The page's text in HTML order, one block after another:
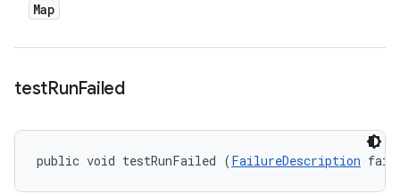
Map
testRunFailed
public void testRunFailed (FailureDescription